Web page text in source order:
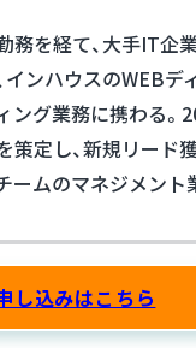
務を経て、大手IT企
インハウスのWEB
ング業務に携わる。
策定し、新規リー
ームのマネジメント
し込みはこちら